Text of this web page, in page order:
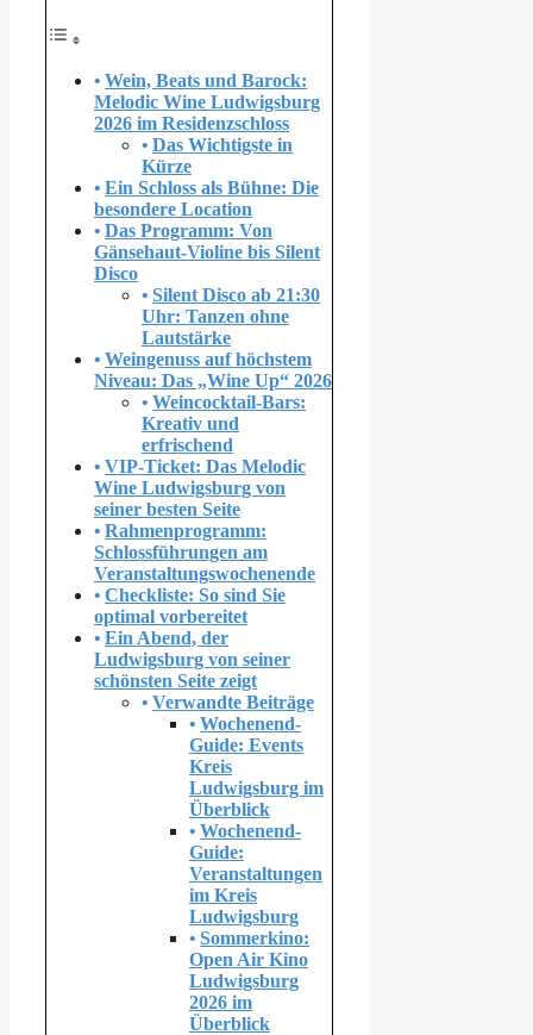
Wein, Beats und Barock:
Melodic Wine Ludwigsburg
2026 im Residenzschloss
Das Wichtigste in
Kürze
Ein Schloss als Bühne: Die
besondere Location
Das Programm: Von
Gänsehaut-Violine bis Silent
Disco
Silent Disco ab 21:30
Uhr: Tanzen ohne
Lautstärke
Weingenuss auf höchstem
Niveau: Das „Wine Up“ 2026
Weincocktail-Bars:
Kreativ und
erfrischend
VIP-Ticket: Das Melodic
Wine Ludwigsburg von
seiner besten Seite
Rahmenprogramm:
Schlossführungen am
Veranstaltungswochenende
Checkliste: So sind Sie
optimal vorbereitet
Ein Abend, der
Ludwigsburg von seiner
schönsten Seite zeigt
Verwandte Beiträge
Wochenend-
Guide: Events
Kreis
Ludwigsburg im
Überblick
Wochenend-
Guide:
Veranstaltungen
im Kreis
Ludwigsburg
Sommerkino:
Open Air Kino
Ludwigsburg
2026 im
Überblick